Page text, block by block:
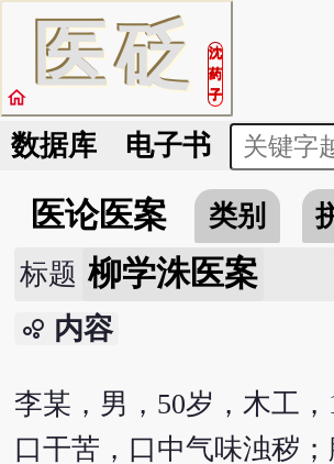
医砭
沈
药
子
home
数据库 电子书
医论医案 类别
标题 柳学洙医案
bubble_chart 内容
李某，男，50岁，木工
口干苦，口中气味浊秽